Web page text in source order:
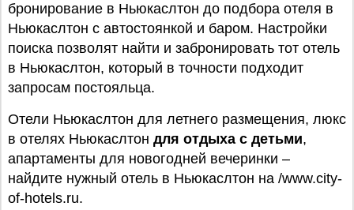
бронирование в Ньюкаслтон до подбора отеля в
Ньюкаслтон с автостоянкой и баром. Настройки
поиска позволят найти и забронировать тот отель
в Ньюкаслтон, который в точности подходит
запросам постояльца.
Отели Ньюкаслтон для летнего размещения, люкс
в отелях Ньюкаслтон для отдыха с детьми,
апартаменты для новогодней вечеринки –
найдите нужный отель в Ньюкаслтон на /www.city-
of-hotels.ru.